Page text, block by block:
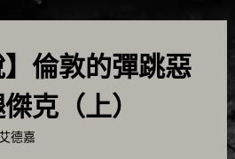
】倫敦的彈跳惡
克（上）
艾德嘉